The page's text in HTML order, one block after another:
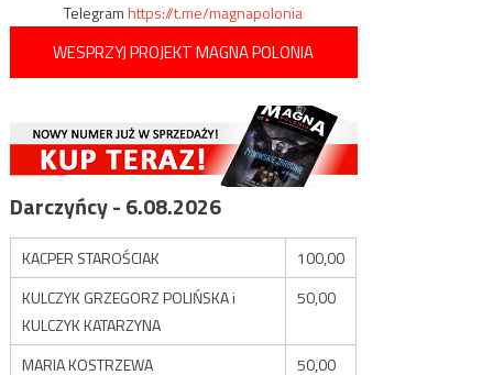
Telegramhttps://t.me/magnapolonia
WESPRZYJ PROJEKT MAGNA POLONIA
Darczyńcy - 6.08.2026
KACPER STAROŚCIAK
100,00
KULCZYK GRZEGORZ POLIŃSKA i
KULCZYK KATARZYNA
50,00
MARIA KOSTRZEWA 50,00